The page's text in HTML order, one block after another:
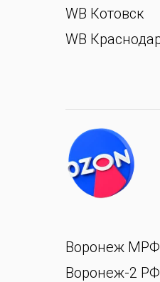
WB Котовск
WB
Воронеж
Воронеж-2